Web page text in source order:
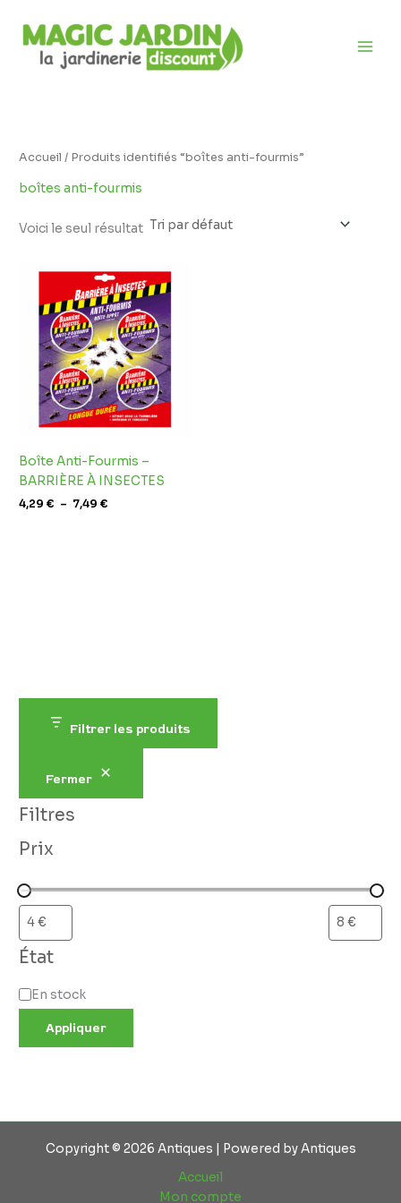
contenu
Filtrer les produits
Fermer
Filtres
Prix
État
i
b
l
En stock
Appliquer
Accueil / Produits identifiés “boîtes anti-fourmis”
boîtes anti-fourmis
Voici le seul résultat
Boîte Anti-Fourmis –
BARRIÈRE À INSECTES
4,29€ – 7,49€
Plage
de
prix :
4,29 €
à
7,49 €
Copyright © 2026 Antiques | Powered by Antiques
Accueil
Mon compte